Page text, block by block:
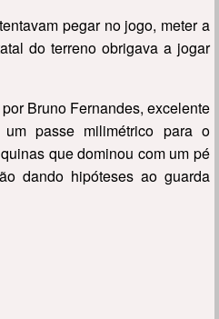
pegar no jogo, meter a
do terreno obrigava a jogar
Bruno Fernandes, excelente
passe milimétrico para o
que dominou com um pé
dando hipóteses ao guarda